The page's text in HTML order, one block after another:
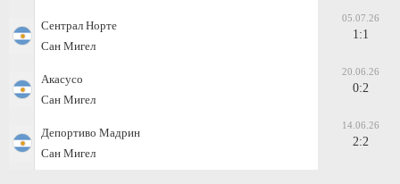
Сентрал Норте
Сан Мигел
05.07.26
1:1
Акасусо
Сан Мигел
20.06.26
0:2
Депортиво Мадрин
Сан Мигел
14.06.26
2:2